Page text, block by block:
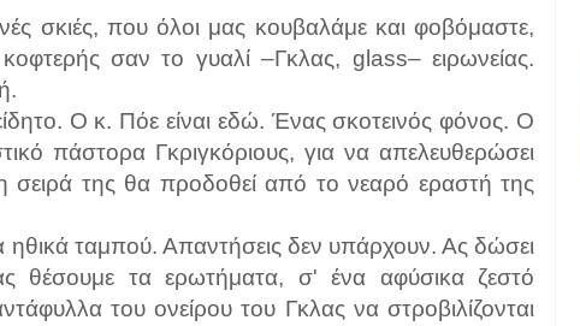
σκιές, που όλοι μας κουβαλάμε και φοβόμαστε,
κοφτερής σαν το γυαλί –Γκλας, glass– ειρωνείας.
Ο κ. Πόε είναι εδώ. Ένας σκοτεινός φόνος. Ο
πάστορα Γκριγκόριους, για να απελευθερώσει
της θα προδοθεί από το νεαρό εραστή της
ταμπού. Απαντήσεις δεν υπάρχουν. Ας δώσει
θέσουμε τα ερωτήματα, σ' ένα αφύσικα ζεστό
του ονείρου του Γκλας να στροβιλίζονται